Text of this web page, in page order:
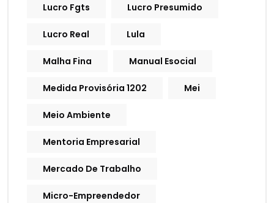
Lucro Fgts Lucro Presumido
Lucro Real Lula
Malha Fina Manual Esocial
Medida Provisória 1202 Mei
Meio Ambiente
Mentoria Empresarial
Mercado De Trabalho
Micro-Empreendedor